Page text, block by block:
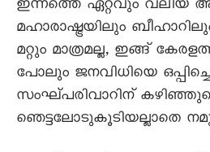
ഇന്നത്തെ ഏറ്റവും വലിയ
മഹാരാഷ്ട്രയിലും
മറ്റും മാത്രമല്ല, ഇങ്ങ്
പോലും ജനവിധിയെ
സംഘ്പരിവാറിന്
ഞെട്ടലോടുകൂടിയല്ലാതെ